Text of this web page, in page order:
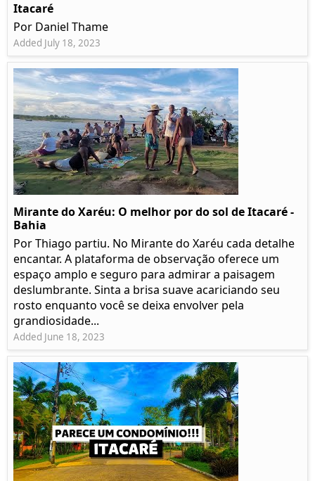
Itacaré
Por Daniel Thame
Added July 18, 2023
Mirante do Xaréu: O melhor por do sol de Itacaré -
Bahia
Por Thiago partiu. No Mirante do Xaréu cada detalhe
encantar. A plataforma de observação oferece um
espaço amplo e seguro para admirar a paisagem
deslumbrante. Sinta a brisa suave acariciando seu
rosto enquanto você se deixa envolver pela
grandiosidade...
Added June 18, 2023